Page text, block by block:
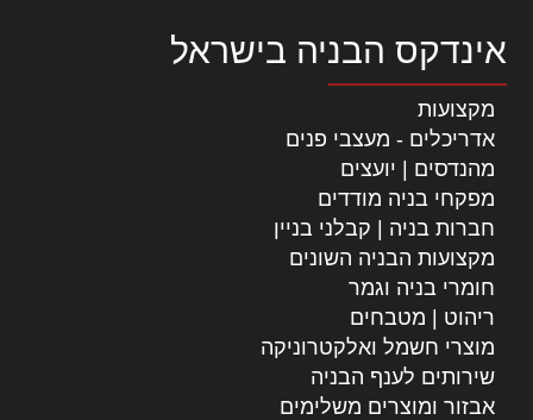
אינדקס הבניה בישראל
מקצועות
אדריכלים - מעצבי פנים
מהנדסים | יועצים
מפקחי בניה מודדים
חברות בניה | קבלני בניין
מקצועות הבניה השונים
חומרי בניה וגמר
ריהוט | מטבחים
מוצרי חשמל ואלקטרוניקה
שירותים לענף הבניה
אבזור ומוצרים משלימים